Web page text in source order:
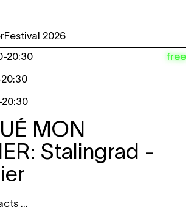
2026
-20:30
20:30
20:30
free
MON
Stalingrad -
...